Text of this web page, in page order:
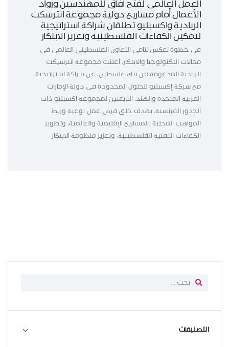
التصنيفات
العمل العالمي لفتح آفاق للمهندسين ورواد
الأعمال أمام مشاريع دولية مجموعة انترسكت
الريادية واكسبليو تطلقان شراكة استراتيجية
لتمكين الكفاءات الفلسطينية وتعزيز الابتكار
في خطوة تعكس تنامي التعاون الفلسطيني العالمي في
مجالات التكنولوجيا والابتكار، أعلنت مجموعة انترسيكت
الريادية المدعومة من بنك فلسطين، عن شراكة استراتيجية
مع شركة إكسبليو للحلول المحدودة في دولة الإمارات
العربية المتحدة والهند، التابعتين لمجموعة اكسبليو ذات
الجذور الفرنسية، بهدف خلق فرص عمل نوعية وربط
المواهب المحلية بالمشاريع الإقليمية والعالمية، وتطوير
الكفاءات التقنية الفلسطينية، وتعزيز منظومة الابتكار